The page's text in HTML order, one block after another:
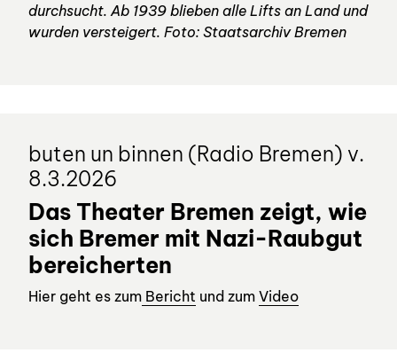
durchsucht. Ab 1939 blieben alle Lifts an Land und
wurden versteigert. Foto: Staatsarchiv Bremen
buten un binnen (Radio Bremen) v.
8.3.2026
Das Theater Bremen zeigt, wie
sich Bremer mit Nazi-Raubgut
bereicherten
Hier geht es zum Bericht und zum Video